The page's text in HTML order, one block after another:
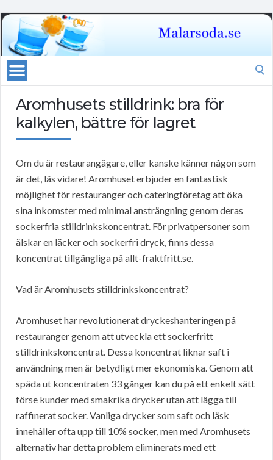
Aromhusets stilldrink: bra för
kalkylen, bättre för lagret
Om du är restaurangägare, eller kanske känner någon som
är det, läs vidare! Aromhuset erbjuder en fantastisk
möjlighet för restauranger och cateringföretag att öka
sina inkomster med minimal ansträngning genom deras
sockerfria stilldrinkskoncentrat. För privatpersoner som
älskar en läcker och sockerfri dryck, finns dessa
koncentrat tillgängliga på allt-fraktfritt.se.
Vad är Aromhusets stilldrinkskoncentrat?
Aromhuset har revolutionerat dryckeshanteringen på
restauranger genom att utveckla ett sockerfritt
stilldrinkskoncentrat. Dessa koncentrat liknar saft i
användning men är betydligt mer ekonomiska. Genom att
späda ut koncentraten 33 gånger kan du på ett enkelt sätt
förse kunder med smakrika drycker utan att lägga till
raffinerat socker. Vanliga drycker som saft och läsk
innehåller ofta upp till 10% socker, men med Aromhusets
alternativ har detta problem eliminerats med ett